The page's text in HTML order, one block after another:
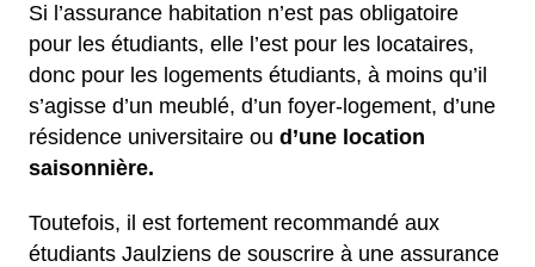
Si l’assurance habitation n’est pas obligatoire
pour les étudiants, elle l’est pour les locataires,
donc pour les logements étudiants, à moins qu’il
s’agisse d’un meublé, d’un foyer-logement, d’une
résidence universitaire ou d’une location
saisonnière.
Toutefois, il est fortement recommandé aux
étudiants Jaulziens de souscrire à une assurance